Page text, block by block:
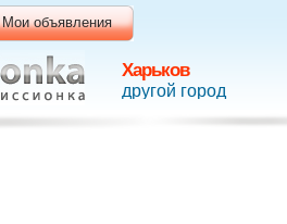
Харьков
другой город
Мои объявления